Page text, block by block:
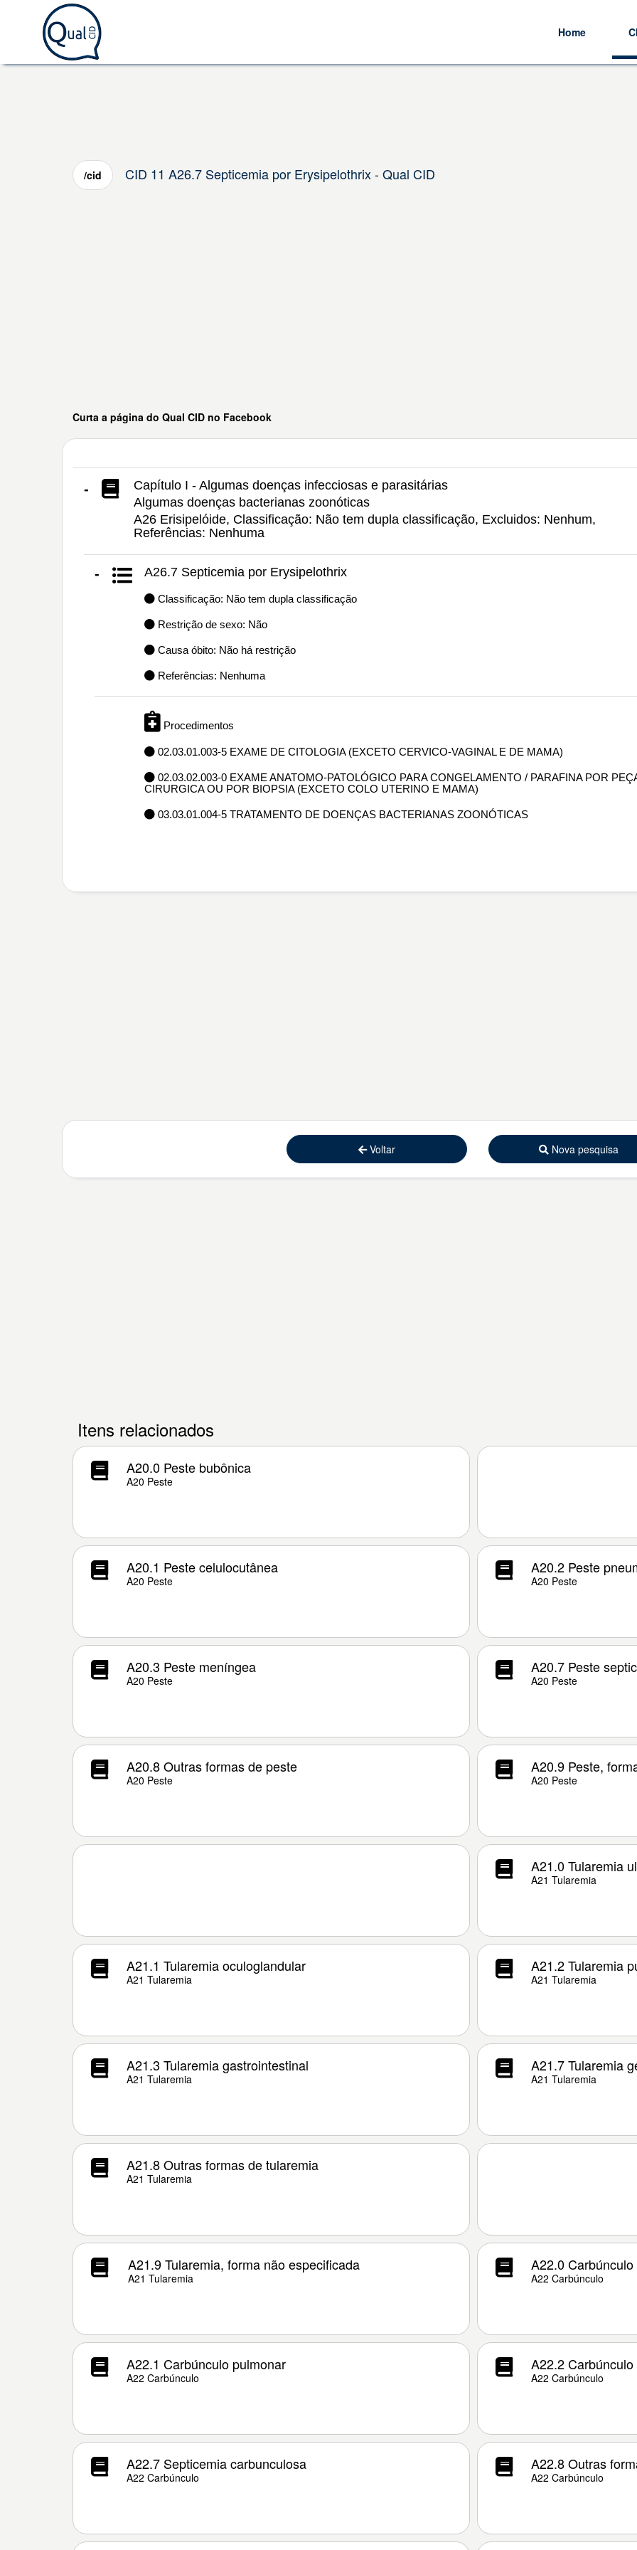
Home
/cid CID 11 A26.7 Septicemia por Erysipelothrix - Qual CID
Curta a página do Qual CID no Facebook
-
Capítulo I - Algumas doenças infecciosas e parasitárias
Algumas doenças bacterianas zoonóticas
A26 Erisipelóide, Classificação: Não tem dupla classificação, Excluidos: Nenhum,
Referências: Nenhuma
- A26.7 Septicemia por Erysipelothrix
Classificação: Não tem dupla classificação
Restrição de sexo: Não
Causa óbito: Não há restrição
Referências: Nenhuma
Procedimentos
02.03.01.003-5 EXAME DE CITOLOGIA (EXCETO CERVICO-VAGINAL E DE MAMA)
02.03.02.003-0 EXAME ANATOMO-PATOLÓGICO PARA CONGELAMENTO / PARAFINA POR
CIRURGICA OU POR BIOPSIA (EXCETO COLO UTERINO E MAMA)
03.03.01.004-5 TRATAMENTO DE DOENÇAS BACTERIANAS ZOONÓTICAS
Voltar Nova pesquisa
Itens relacionados
A20.0 Peste bubônica
A20 Peste
A20.1 Peste celulocutânea
A20 Peste
A20.2 Peste
A20 Peste
A20.3 Peste meníngea
A20 Peste
A20.7 Peste
A20 Peste
A20.8 Outras formas de peste
A20 Peste
A20.9 Peste,
A20 Peste
A21.0 Tularemia
A21 Tularemia
A21.1 Tularemia oculoglandular
A21 Tularemia
A21.2 Tularemia
A21 Tularemia
A21.3 Tularemia gastrointestinal
A21 Tularemia
A21.7 Tularemia
A21 Tularemia
A21.8 Outras formas de tularemia
A21 Tularemia
A21.9 Tularemia, forma não especificada
A21 Tularemia
A22.0
A22 Carbúnculo
A22.1 Carbúnculo pulmonar
A22 Carbúnculo
A22.2
A22 Carbúnculo
A22.7 Septicemia carbunculosa
A22 Carbúnculo
A22.8 Outras
A22 Carbúnculo